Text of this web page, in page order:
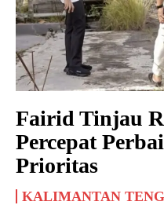
Fairid Tinjau
Percepat
Prioritas
KALIMANTAN